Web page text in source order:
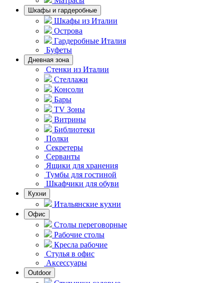
Шкафы и гардеробные
Шкафы из Италии
Острова
Гардеробные Италия
Буфеты
Дневная зона
Стенки из Италии
Стеллажи
Консоли
Бары
TV Зоны
Витрины
Библиотеки
Полки
Секретеры
Серванты
Ящики для хранения
Тумбы для гостиной
Шкафчики для обуви
Кухни
Итальянские кухни
Офис
Столы переговорные
Рабочие столы
Кресла рабочие
Стулья в офис
Аксессуары
Outdoor